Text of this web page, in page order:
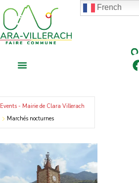
Events - Mairie de Clara Villerach
Marchés nocturnes
French